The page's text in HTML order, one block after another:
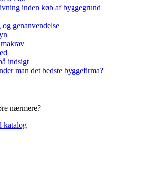
inden køb af byggegrund
genanvendelse
indsigt
man det bedste byggefirma?
nærmere?
katalog